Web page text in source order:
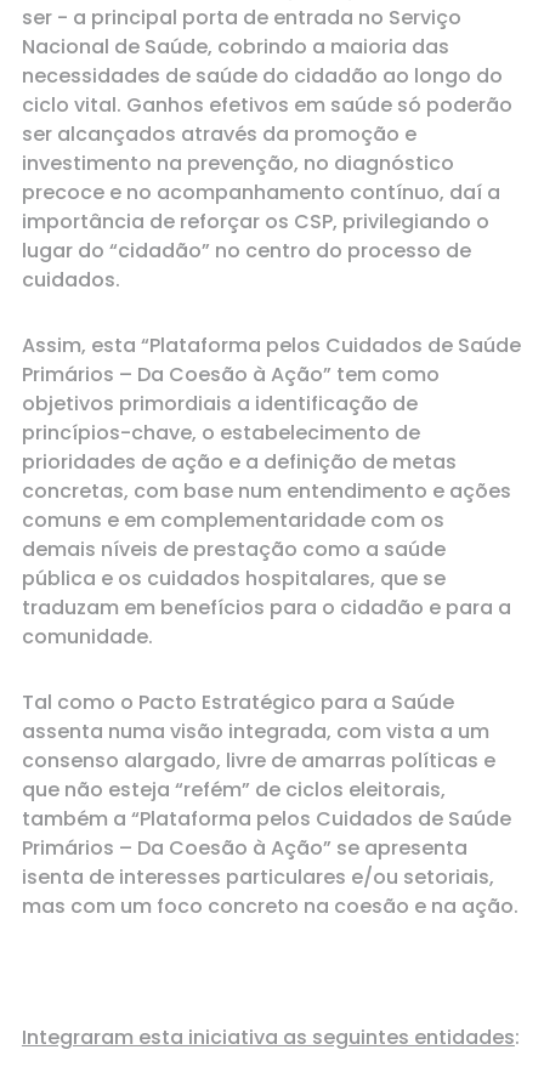
ser - a principal porta de entrada no Serviço
Nacional de Saúde, cobrindo a maioria das
necessidades de saúde do cidadão ao longo do
ciclo vital. Ganhos efetivos em saúde só poderão
ser alcançados através da promoção e
investimento na prevenção, no diagnóstico
precoce e no acompanhamento contínuo, daí a
importância de reforçar os CSP, privilegiando o
lugar do “cidadão” no centro do processo de
cuidados.
Assim, esta “Plataforma pelos Cuidados de Saúde
Primários – Da Coesão à Ação” tem como
objetivos primordiais a identificação de
princípios-chave, o estabelecimento de
prioridades de ação e a definição de metas
concretas, com base num entendimento e ações
comuns e em complementaridade com os
demais níveis de prestação como a saúde
pública e os cuidados hospitalares, que se
traduzam em benefícios para o cidadão e para a
comunidade.
Tal como o Pacto Estratégico para a Saúde
assenta numa visão integrada, com vista a um
consenso alargado, livre de amarras políticas e
que não esteja “refém” de ciclos eleitorais,
também a “Plataforma pelos Cuidados de Saúde
Primários – Da Coesão à Ação” se apresenta
isenta de interesses particulares e/ou setoriais,
mas com um foco concreto na coesão e na ação.
Integraram esta iniciativa as seguintes entidades: